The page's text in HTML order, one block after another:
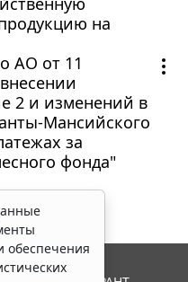
на
АО от 11
2 и изменений в
Мансийского
за
фонда"
обеспечения